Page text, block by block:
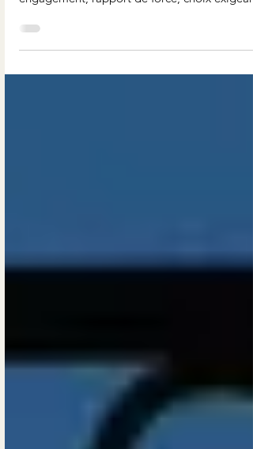
! La bienveillance est vigilance, résistance,
engagement, rapport de force, choix exigeant